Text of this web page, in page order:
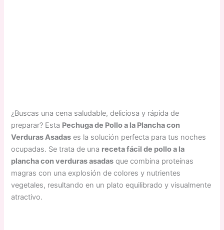
¿Buscas una cena saludable, deliciosa y rápida de
preparar? Esta Pechuga de Pollo a la Plancha con
Verduras Asadas es la solución perfecta para tus noches
ocupadas. Se trata de una receta fácil de pollo a la
plancha con verduras asadas que combina proteínas
magras con una explosión de colores y nutrientes
vegetales, resultando en un plato equilibrado y visualmente
atractivo.